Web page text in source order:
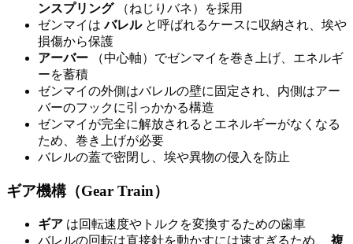
ンスプリング（ねじりバネ）を採用
ゼンマイはバレルと呼ばれるケースに収納され、埃や
損傷から保護
アーバー （中心軸）でゼンマイを巻き上げ、エネルギ
ーを蓄積
ゼンマイの外側はバレルの壁に固定され、内側はアー
バーのフックに引っかかる構造
ゼンマイが完全に解放されるとエネルギーがなくなる
ため、巻き上げが必要
バレルの蓋で密閉し、埃や異物の侵入を防止
ギア機構（Gear Train）
ギア は回転速度やトルクを変換するための歯車
バレルの回転は直接針を動かすには速すぎるため、 複